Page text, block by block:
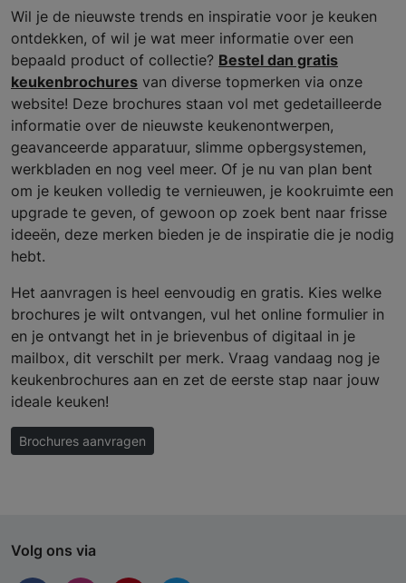
Wil je de nieuwste trends en inspiratie voor je keuken
ontdekken, of wil je wat meer informatie over een
bepaald product of collectie? Bestel dan gratis
keukenbrochures van diverse topmerken via onze
website! Deze brochures staan vol met gedetailleerde
informatie over de nieuwste keukenontwerpen,
geavanceerde apparatuur, slimme opbergsystemen,
werkbladen en nog veel meer. Of je nu van plan bent
om je keuken volledig te vernieuwen, je kookruimte een
upgrade te geven, of gewoon op zoek bent naar frisse
ideeën, deze merken bieden je de inspiratie die je nodig
hebt.
Het aanvragen is heel eenvoudig en gratis. Kies welke
brochures je wilt ontvangen, vul het online formulier in
en je ontvangt het in je brievenbus of digitaal in je
mailbox, dit verschilt per merk. Vraag vandaag nog je
keukenbrochures aan en zet de eerste stap naar jouw
ideale keuken!
Brochures aanvragen
Volg ons via